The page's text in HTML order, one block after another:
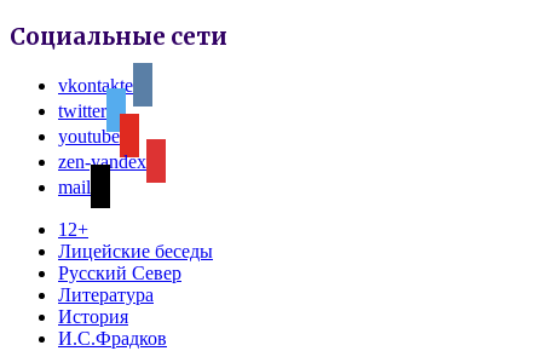
Социальные сети
vkontakte
twitter
youtube
zen-yandex
mail
12+
Лицейские беседы
Русский Север
Литература
История
И.С.Фрадков